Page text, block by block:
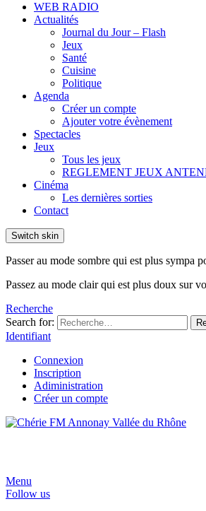
WEB RADIO
Actualités
Journal du Jour – Flash
Jeux
Santé
Cuisine
Politique
Agenda
Créer un compte
Ajouter votre évènement
Spectacles
Jeux
Tous les jeux
REGLEMENT JEUX
Cinéma
Les dernières sorties
Contact
Switch skin
Passer au mode sombre qui est plus sympa
Passez au mode clair qui est plus doux sur
Recherche
Search for:
Identifiant
Connexion
Inscription
Adiministration
Créer un compte
Menu
Follow us